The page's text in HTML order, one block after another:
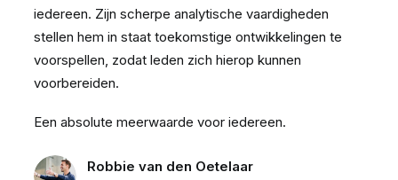
iedereen. Zijn scherpe analytische vaardigheden
stellen hem in staat toekomstige ontwikkelingen te
voorspellen, zodat leden zich hierop kunnen
voorbereiden.
Een absolute meerwaarde voor iedereen.
Robbie van den Oetelaar